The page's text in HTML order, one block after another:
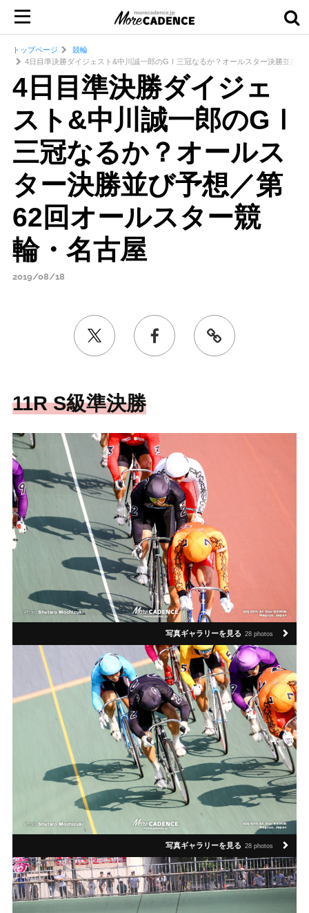
トップページ
競輪
4日目準決勝ダイジェスト&中川誠一郎のGⅠ三冠なるか？オールスター決勝並び予
4日目準決勝ダイジェ
スト&中川誠一郎のGⅠ
三冠なるか？オールス
ター決勝並び予想／第
62回オールスター競
輪・名古屋
2019/08/18
11R S級準決勝
写真ギャラリーを見る 28 photos
写真ギャラリーを見る 28 photos